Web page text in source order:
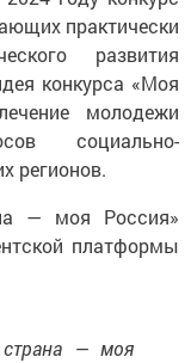
практически
развития
конкурса «Моя
молодежи
социально-
регионов.
— моя Россия»
платформы
страна — моя